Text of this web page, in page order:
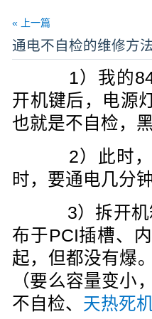
« 上一篇
通电不自检的维修方
1）我的845
开机键后，电源
也就是不自检，
2）此时，
时，要通电几分
3）拆开机
布于PCI插槽、
起，但都没有爆
（要么容量变小
不自检、 天热死